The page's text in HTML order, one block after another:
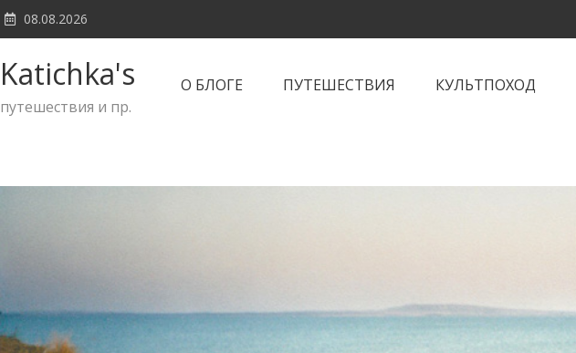
Skip
to
08.08.2026
Katichka's
путешествия и пр.
О БЛОГЕ ПУТЕШЕСТВИЯ КУЛЬТПОХОД